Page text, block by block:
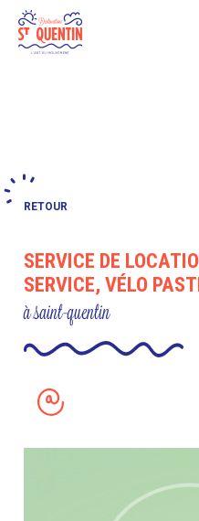
RETOUR
SERVICE DE
SERVICE, VÉLO
à saint-quentin
Panneau de gestion des cookies